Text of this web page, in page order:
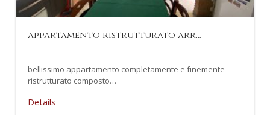
appartamento ristrutturato arr…
bellissimo appartamento completamente e finemente
ristrutturato composto…
Details